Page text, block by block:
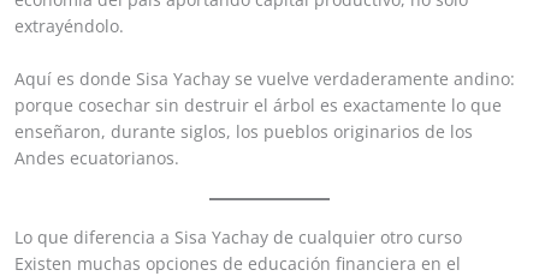
extrayéndolo.
Aquí es donde Sisa Yachay se vuelve verdaderamente andino:
porque cosechar sin destruir el árbol es exactamente lo que
enseñaron, durante siglos, los pueblos originarios de los
Andes ecuatorianos.
Lo que diferencia a Sisa Yachay de cualquier otro curso
Existen muchas opciones de educación financiera en el